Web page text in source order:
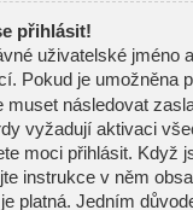
přihlásit!
uživatelské jméno
Pokud je umožněna
muset následovat
vyžadují aktivaci
moci přihlásit. Když
instrukce v něm
platná. Jedním